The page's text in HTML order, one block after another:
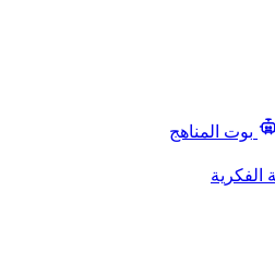
بوت المناهج
الفكرية